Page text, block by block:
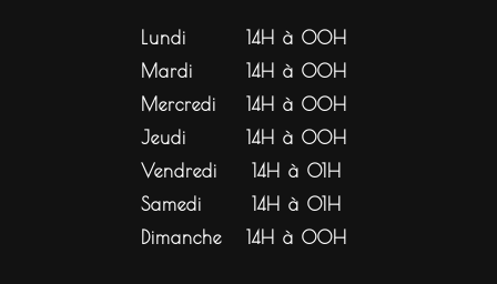
Lundi
14H à 00H
Mardi
14H à 00H
Mercredi
14H à 00H
Jeudi
14H à 00H
Vendredi
14H à 01H
Samedi
14H à 01H
Dimanche
14H à 00H